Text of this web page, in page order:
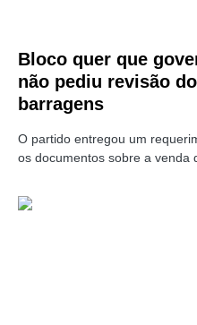
Bloco quer que
não pediu revisão
barragens
O partido entregou um
os documentos sobre a venda